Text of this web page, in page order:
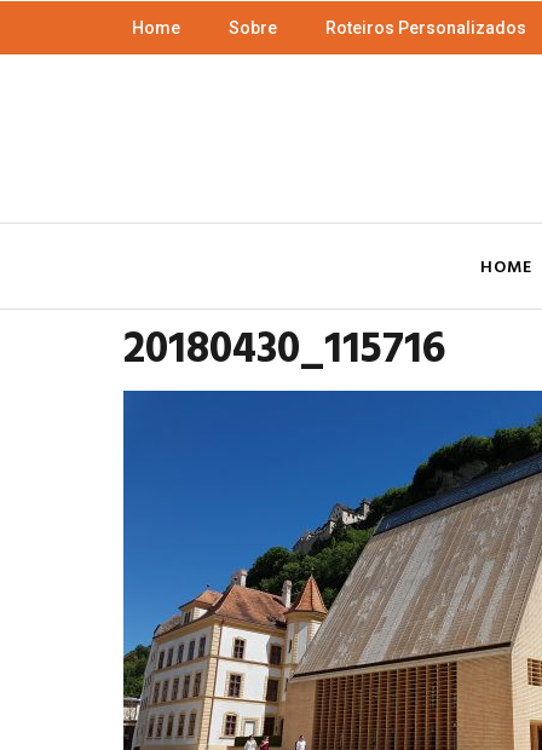
Home Sobre Roteiros Personalizados
HOME
20180430_115716